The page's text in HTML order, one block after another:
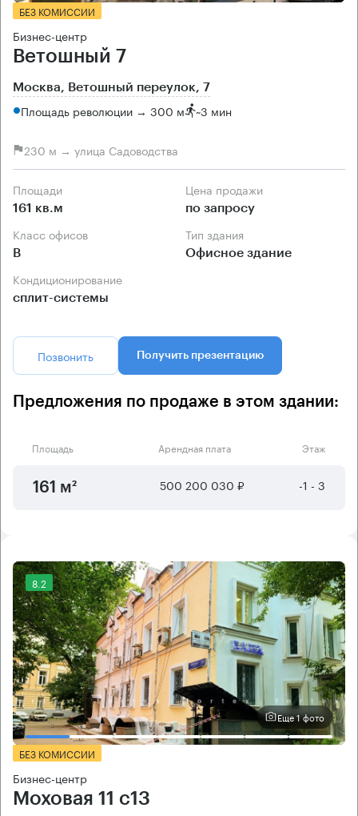
БЕЗ КОМИССИИ
Бизнес-центр
Ветошный 7
Москва, Ветошный переулок, 7
Площадь революции → 300 м ~3 мин
230 м → улица Садоводства
Площади
161 кв.м
Цена продажи
по запросу
Класс офисов
B
Тип здания
Офисное здание
Кондиционирование
сплит-системы
Позвонить Получить презентацию
Предложения по продаже в этом здании:
Площадь Арендная плата Этаж
161 м² 500 200 030 ₽ -1 - 3
8.2
Еще 1 фото
БЕЗ КОМИССИИ
Бизнес-центр
Моховая 11 с13